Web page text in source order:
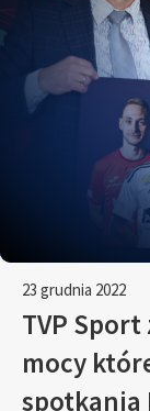
23 grudnia 2022
TVP
mocy
spotkania